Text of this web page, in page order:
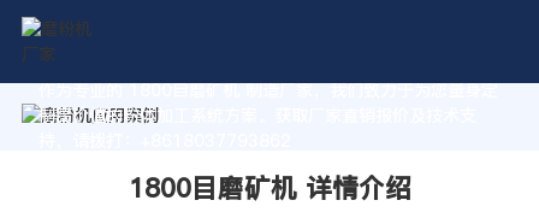
作为专业的 1800目磨矿机 制造厂家，我们致力于为您量身定
制高价值的粉体加工系统方案。获取厂家直销报价及技术支
1800目磨矿机 详情介绍